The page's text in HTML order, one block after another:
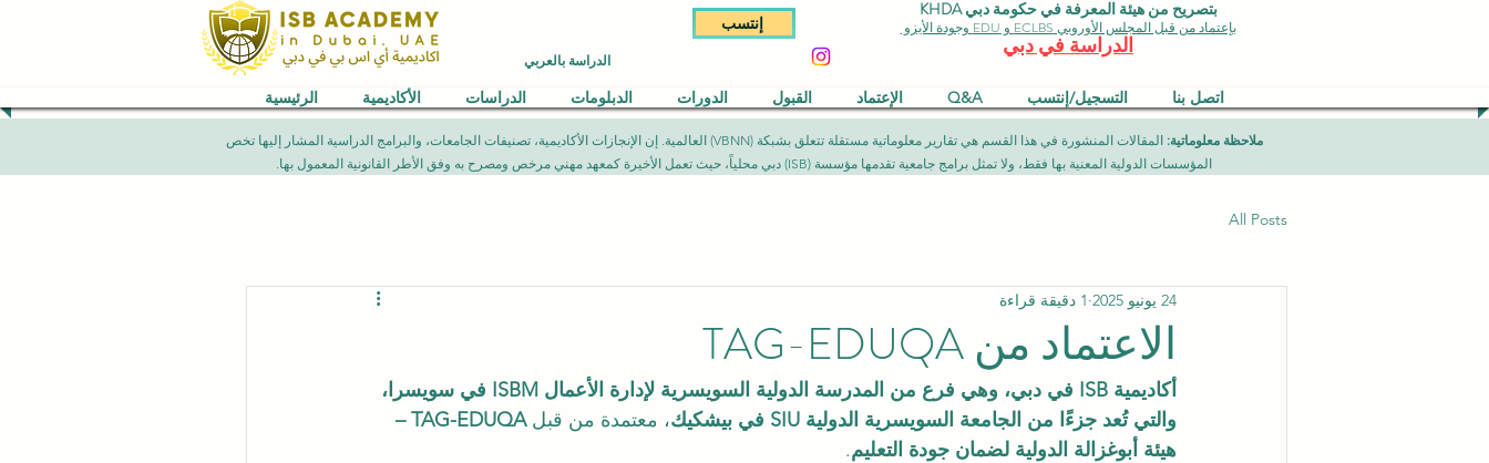
إنتسب
الدراسة بالعربي
بتصريح من هيئة المعرفة في حكومة دبي KHDA
بإعتماد من قبل المجلس الأوروبي ECLBS و EDU وجودة الأيزو
الدراسة في دبي
الرئيسية الأكاديمية الدراسات الدبلومات الدورات القبول الإعتماد Q&A التسجيل/إنتسب اتصل بنا
ملاحظة معلوماتية:
المقالات المنشورة في هذا القسم هي تقارير معلوماتية مستقلة تتعلق بشبكة (VBNN) العالمية. إن الإنجازات الأكاديمية، تصنيفات الجامعات، والبرامج الدراسية المشار إليها تخص
المؤسسات الدولية المعنية بها فقط، ولا تمثل برامج جامعية تقدمها مؤسسة (ISB) دبي محلياً، حيث تعمل الأخيرة كمعهد مهني مرخص ومصرح به وفق الأطر القانونية المعمول بها.
All Posts
الاعتماد من TAG-EDUQA
24 يونيو 2025 1 دقيقة قراءة
أكاديمية ISB في دبي، وهي فرع من المدرسة الدولية السويسرية لإدارة الأعمال ISBM في سويسرا،
والتي تُعد جزءًا من الجامعة السويسرية الدولية SIU في بيشكيك
، معتمدة من قبل
TAG-EDUQA –
هيئة أبوغزالة الدولية لضمان جودة التعليم.